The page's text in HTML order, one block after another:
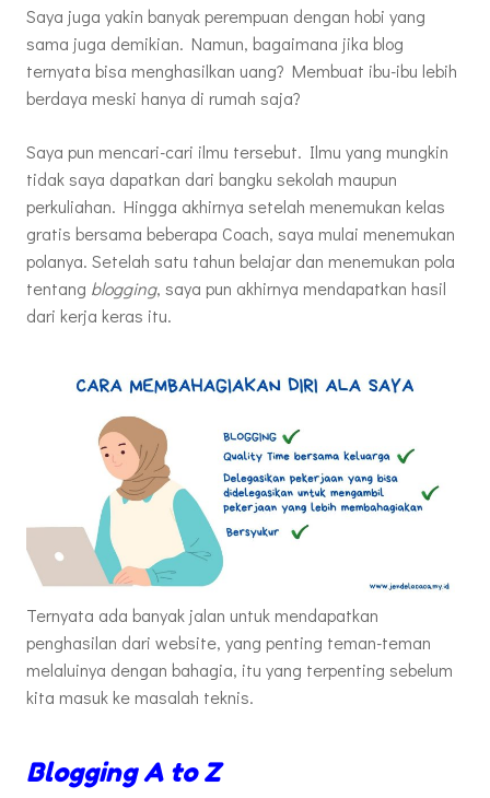
Saya juga yakin banyak perempuan dengan hobi yang
sama juga demikian. Namun, bagaimana jika blog
ternyata bisa menghasilkan uang? Membuat ibu-ibu lebih
berdaya meski hanya di rumah saja?
Saya pun mencari-cari ilmu tersebut. Ilmu yang mungkin
tidak saya dapatkan dari bangku sekolah maupun
perkuliahan. Hingga akhirnya setelah menemukan kelas
gratis bersama beberapa Coach, saya mulai menemukan
polanya. Setelah satu tahun belajar dan menemukan pola
tentang blogging, saya pun akhirnya mendapatkan hasil
dari kerja keras itu.
Ternyata ada banyak jalan untuk mendapatkan
penghasilan dari website, yang penting teman-teman
melaluinya dengan bahagia, itu yang terpenting sebelum
kita masuk ke masalah teknis.
Blogging A to Z